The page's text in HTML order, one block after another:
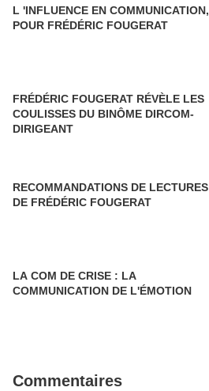
L 'INFLUENCE EN COMMUNICATION,
POUR FRÉDÉRIC FOUGERAT
FRÉDÉRIC FOUGERAT RÉVÈLE LES
COULISSES DU BINÔME DIRCOM-
DIRIGEANT
RECOMMANDATIONS DE LECTURES
DE FRÉDÉRIC FOUGERAT
LA COM DE CRISE : LA
COMMUNICATION DE L'ÉMOTION
Commentaires